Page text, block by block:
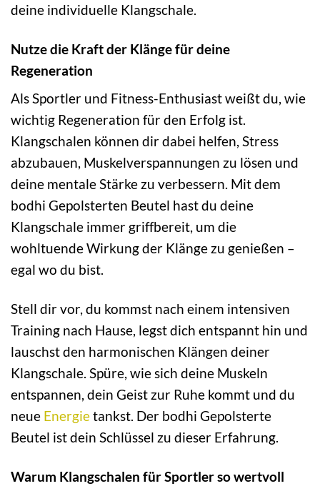
deine individuelle Klangschale.
Nutze die Kraft der Klänge für deine
Regeneration
Als Sportler und Fitness-Enthusiast weißt du, wie
wichtig Regeneration für den Erfolg ist.
Klangschalen können dir dabei helfen, Stress
abzubauen, Muskelverspannungen zu lösen und
deine mentale Stärke zu verbessern. Mit dem
bodhi Gepolsterten Beutel hast du deine
Klangschale immer griffbereit, um die
wohltuende Wirkung der Klänge zu genießen –
egal wo du bist.
Stell dir vor, du kommst nach einem intensiven
Training nach Hause, legst dich entspannt hin und
lauschst den harmonischen Klängen deiner
Klangschale. Spüre, wie sich deine Muskeln
entspannen, dein Geist zur Ruhe kommt und du
neue Energietankst. Der bodhi Gepolsterte
Beutel ist dein Schlüssel zu dieser Erfahrung.
Warum Klangschalen für Sportler so wertvoll